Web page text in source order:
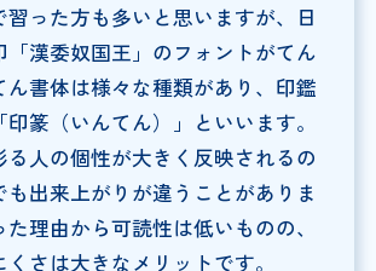
った方も多いと思いますが、日
「漢委奴国王」のフォントがてん
ん書体は様々な種類があり、印鑑
篆（いんてん）」といいます。
る人の個性が大きく反映されるの
も出来上がりが違うことがありま
理由から可読性は低いものの、
さは大きなメリットです。